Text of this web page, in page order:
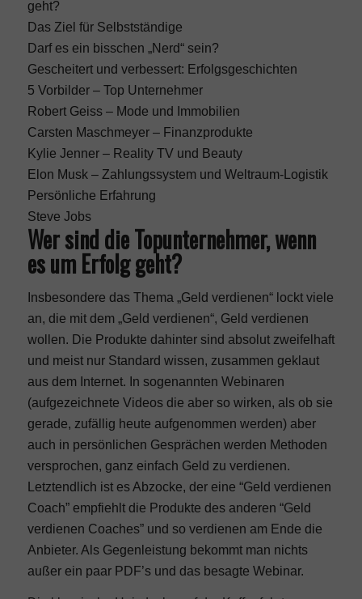
geht?
Das Ziel für Selbstständige
Darf es ein bisschen „Nerd“ sein?
Gescheitert und verbessert: Erfolgsgeschichten
5 Vorbilder – Top Unternehmer
Robert Geiss – Mode und Immobilien
Carsten Maschmeyer – Finanzprodukte
Kylie Jenner – Reality TV und Beauty
Elon Musk – Zahlungssystem und Weltraum-Logistik
Persönliche Erfahrung
Steve Jobs
Wer sind die Topunternehmer, wenn
es um Erfolg geht?
Insbesondere das Thema „Geld verdienen“ lockt viele
an, die mit dem „Geld verdienen“, Geld verdienen
wollen. Die Produkte dahinter sind absolut zweifelhaft
und meist nur Standard wissen, zusammen geklaut
aus dem Internet. In sogenannten Webinaren
(aufgezeichnete Videos die aber so wirken, als ob sie
gerade, zufällig heute aufgenommen werden) aber
auch in persönlichen Gesprächen werden Methoden
versprochen, ganz einfach Geld zu verdienen.
Letztendlich ist es Abzocke, der eine “Geld verdienen
Coach” empfiehlt die Produkte des anderen “Geld
verdienen Coaches” und so verdienen am Ende die
Anbieter. Als Gegenleistung bekommt man nichts
außer ein paar PDF’s und das besagte Webinar.